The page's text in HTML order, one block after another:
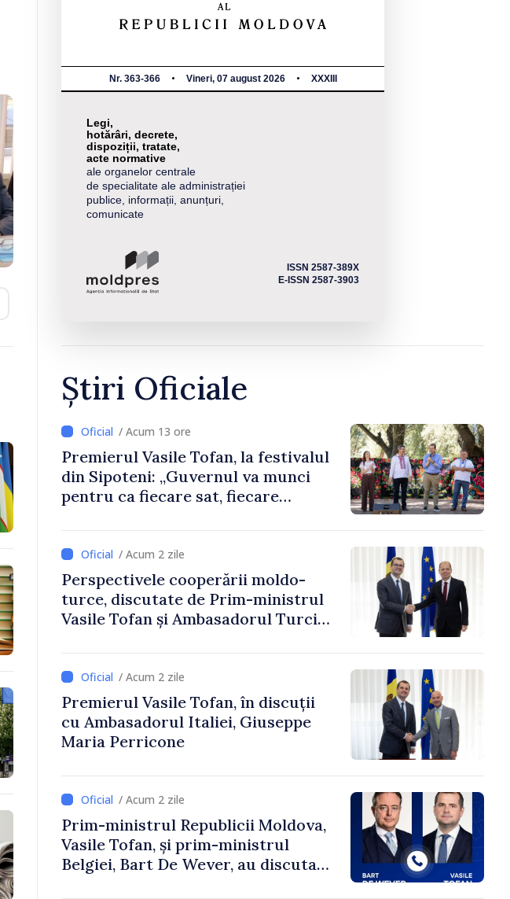
Nr. 363-366 Vineri, 07 august 2026 XXXIII
Legi,
hotărâri, decrete,
dispoziții, tratate,
acte normative
ale organelor centrale
de specialitate ale administrației
publice, informații, anunțuri,
comunicate
ISSN 2587-389X
E-ISSN 2587-3903
Știri Oficiale
/ Acum 13 ore
Premierul Vasile Tofan, la festivalul
din Sipoteni: „Guvernul va munci
pentru ca fiecare sat, fiecare
/ Acum 2 zile
Perspectivele cooperării moldo-
turce, discutate de Prim-ministrul
Vasile Tofan și Ambasadorul Turciei,
/ Acum 2 zile
Premierul Vasile Tofan, în discuții
cu Ambasadorul Italiei, Giuseppe
Maria Perricone
/ Acum 2 zile
Prim-ministrul Republicii Moldova,
Vasile Tofan, și prim-ministrul
Belgiei, Bart De Wever, au discutat